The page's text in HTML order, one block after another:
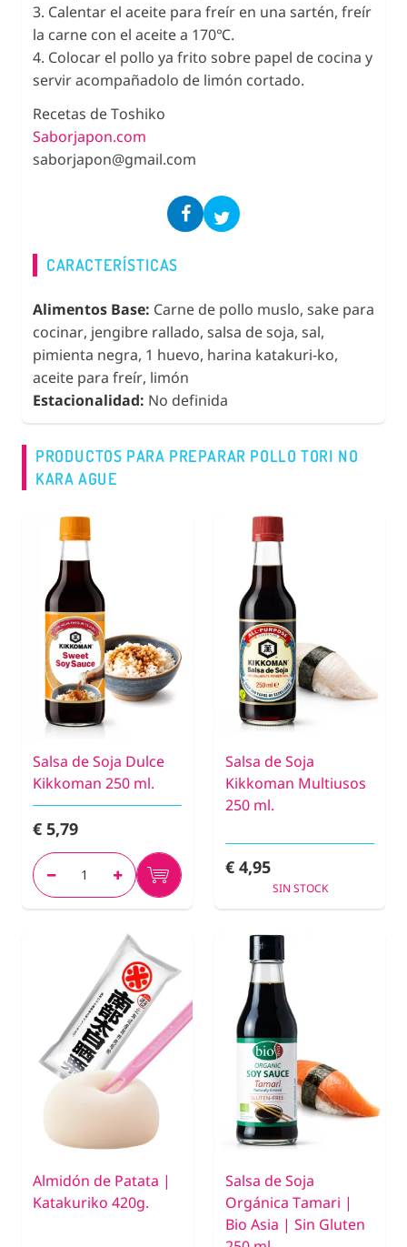
3. Calentar el aceite para freír en una sartén, freír
la carne con el aceite a 170℃.
4. Colocar el pollo ya frito sobre papel de cocina y
servir acompañadolo de limón cortado.
Recetas de Toshiko
Saborjapon.com
saborjapon@gmail.com
CARACTERÍSTICAS
Alimentos Base: Carne de pollo muslo, sake para
cocinar, jengibre rallado, salsa de soja, sal,
pimienta negra, 1 huevo, harina katakuri-ko,
aceite para freír, limón
Estacionalidad: No definida
PRODUCTOS PARA PREPARAR POLLO TORI NO
KARA AGUE
Salsa de Soja Dulce
Kikkoman 250 ml.
€ 5,79
Salsa de Soja
Kikkoman Multiusos
250 ml.
€ 4,95
SIN STOCK
Almidón de Patata |
Katakuriko 420g.
Salsa de Soja
Orgánica Tamari |
Bio Asia | Sin Gluten